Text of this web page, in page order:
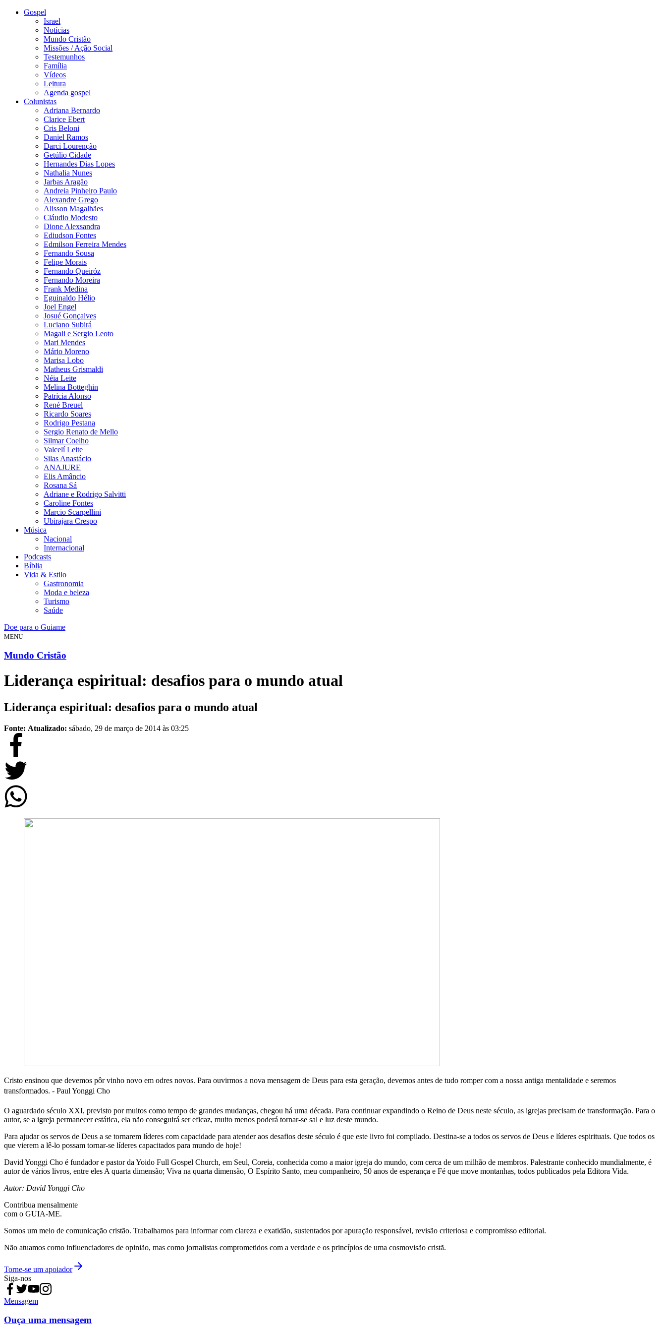
Gospel
Israel
Notícias
Mundo Cristão
Missões / Ação Social
Testemunhos
Família
Vídeos
Leitura
Agenda gospel
Colunistas
Adriana Bernardo
Clarice Ebert
Cris Beloni
Daniel Ramos
Darci Lourenção
Getúlio Cidade
Hernandes Dias Lopes
Nathalia Nunes
Jarbas Aragão
Andreia Pinheiro Paulo
Alexandre Grego
Alisson Magalhães
Cláudio Modesto
Dione Alexsandra
Ediudson Fontes
Edmilson Ferreira Mendes
Fernando Sousa
Felipe Morais
Fernando Queiróz
Fernando Moreira
Frank Medina
Eguinaldo Hélio
Joel Engel
Josué Gonçalves
Luciano Subirá
Magali e Sergio Leoto
Mari Mendes
Mário Moreno
Marisa Lobo
Matheus Grismaldi
Néia Leite
Melina Botteghin
Patrícia Alonso
René Breuel
Ricardo Soares
Rodrigo Pestana
Sergio Renato de Mello
Silmar Coelho
Valcelí Leite
Silas Anastácio
ANAJURE
Elis Amâncio
Rosana Sá
Adriane e Rodrigo Salvitti
Caroline Fontes
Marcio Scarpellini
Ubirajara Crespo
Música
Nacional
Internacional
Podcasts
Bíblia
Vida & Estilo
Gastronomia
Moda e beleza
Turismo
Saúde
Doe para o Guiame
MENU
Mundo Cristão
Liderança espiritual: desafios para o mundo atual
Liderança espiritual: desafios para o mundo atual
Fonte: Atualizado: sábado, 29 de março de 2014 às 03:25
Cristo ensinou que devemos pôr vinho novo em odres novos. Para ouvirmos a nova mensagem de Deus para esta geração, devemos antes de tudo romper com a nossa antiga mentalidade e seremos
transformados. - Paul Yonggi Cho
O aguardado século XXI, previsto por muitos como tempo de grandes mudanças, chegou há uma década. Para continuar expandindo o Reino de Deus neste século, as igrejas precisam de transformação. Para o
autor, se a igreja permanecer estática, ela não conseguirá ser eficaz, muito menos poderá tornar-se sal e luz deste mundo.
Para ajudar os servos de Deus a se tornarem líderes com capacidade para atender aos desafios deste século é que este livro foi compilado. Destina-se a todos os servos de Deus e líderes espirituais. Que todos os
que vierem a lê-lo possam tornar-se líderes capacitados para mundo de hoje!
David Yonggi Cho é fundador e pastor da Yoido Full Gospel Church, em Seul, Coreia, conhecida como a maior igreja do mundo, com cerca de um milhão de membros. Palestrante conhecido mundialmente, é
autor de vários livros, entre eles A quarta dimensão; Viva na quarta dimensão, O Espírito Santo, meu companheiro, 50 anos de esperança e Fé que move montanhas, todos publicados pela Editora Vida.
Autor: David Yonggi Cho
Contribua mensalmente
com o GUIA-ME.
Somos um meio de comunicação cristão. Trabalhamos para informar com clareza e exatidão, sustentados por apuração responsável, revisão criteriosa e compromisso editorial.
Não atuamos como influenciadores de opinião, mas como jornalistas comprometidos com a verdade e os princípios de uma cosmovisão cristã.
Torne-se um apoiador
Siga-nos
Mensagem
Ouça uma mensagem